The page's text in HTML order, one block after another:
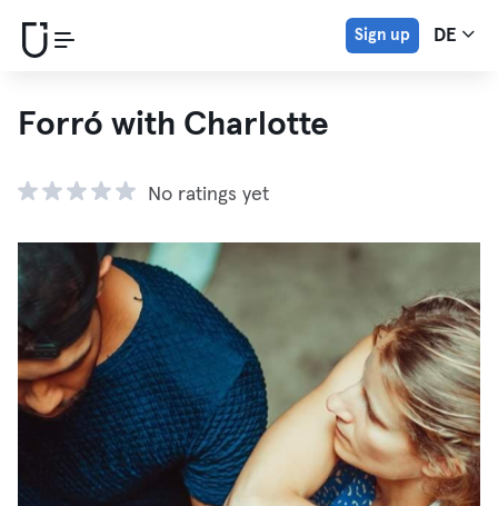
Sign up DE
Forró with Charlotte
No ratings yet